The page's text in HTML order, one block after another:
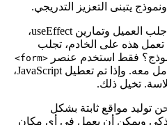
يجلب هذا الوضع الإطاري الجديد لـ React Router كل مزايا Remix
تحصل على توجيه متداخل،
يتبنى التعزيز التدريجي.
بدلًا من التعامل مع استدعاءات جلب العميل وتمارين useEffect،
هذه على الخادم، تجلب
فقط استخدم عنصر
تخيل ذلك.